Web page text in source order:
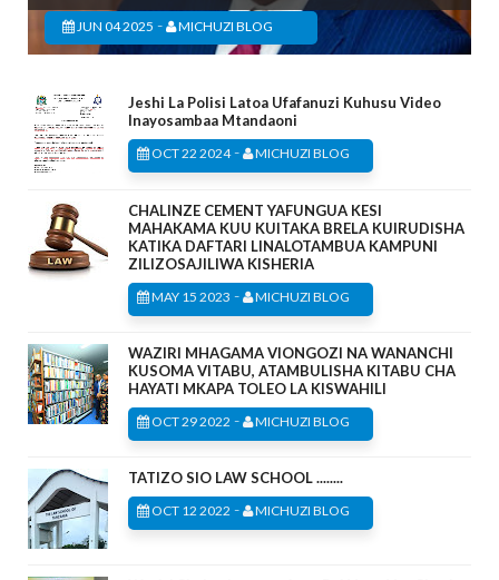
JUN 04 2025 - MICHUZI BLOG
Jeshi La Polisi Latoa Ufafanuzi Kuhusu Video
Inayosambaa Mtandaoni
OCT 22 2024- MICHUZI BLOG
CHALINZE CEMENT YAFUNGUA KESI
MAHAKAMA KUU KUITAKA BRELA KUIRUDISHA
KATIKA DAFTARI LINALOTAMBUA KAMPUNI
ZILIZOSAJILIWA KISHERIA
MAY 15 2023 - MICHUZI BLOG
WAZIRI MHAGAMA VIONGOZI NA WANANCHI
KUSOMA VITABU, ATAMBULISHA KITABU CHA
HAYATI MKAPA TOLEO LA KISWAHILI
OCT 29 2022 - MICHUZI BLOG
TATIZO SIO LAW SCHOOL ........
OCT 12 2022 - MICHUZI BLOG